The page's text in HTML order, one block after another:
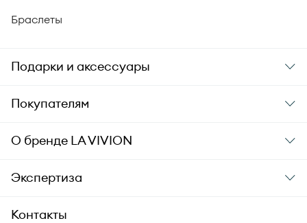
Браслеты
Подарки и аксессуары
Подарки
Уход за украшениями
Аксессуары
Покупателям
Заказ и оплата
Гарантия подлинности
Комплект документов
О бренде LA VIVION
О компании
Экспертиза
Академия LA VIVION
Контакты